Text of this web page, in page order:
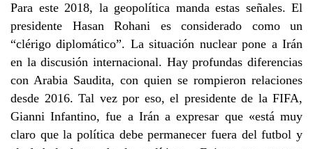
Para este 2018, la geopolítica manda estas señales. El
presidente Hasan Rohani es considerado como un
“clérigo diplomático”. La situación nuclear pone a Irán
en la discusión internacional. Hay profundas diferencias
con Arabia Saudita, con quien se rompieron relaciones
desde 2016. Tal vez por eso, el presidente de la FIFA,
Gianni Infantino, fue a Irán a expresar que «está muy
claro que la política debe permanecer fuera del futbol y